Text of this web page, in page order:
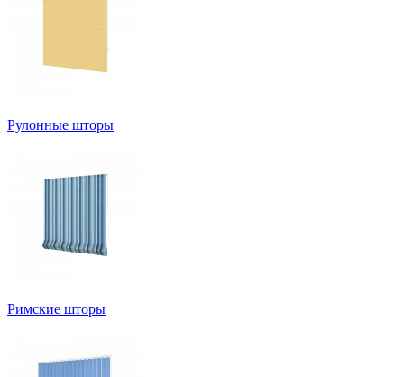
Рулонные шторы
Римские шторы